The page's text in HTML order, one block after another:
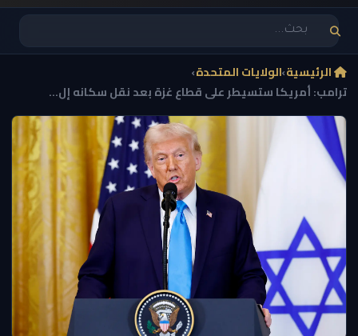
الرئيسية›الولايات المتحدة›
ترامب: أمريكا ستسيطر على قطاع غزة بعد نقل سكانه إل...